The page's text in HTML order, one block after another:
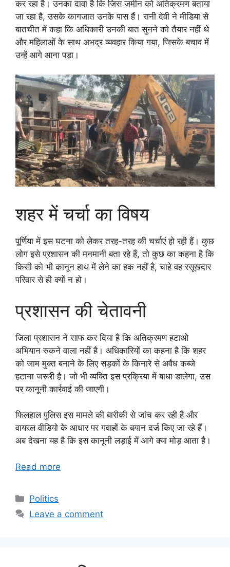
कर रहा है। उनका दावा है कि जिस जमीन को अतिक्रमण बताया
जा रहा है, उसके कागजात उनके पास हैं। रानी देवी ने मीडिया से
बातचीत में कहा कि अधिकारी उनकी बात सुनने को तैयार नहीं थे
और महिलाओं के साथ अभद्र व्यवहार किया गया, जिसके बचाव में
उन्हें आगे आना पड़ा।
शहर में चर्चा का विषय
पूर्णिया में इस घटना को लेकर तरह-तरह की चर्चाएं हो रही हैं। कुछ
लोग इसे प्रशासन की मनमानी बता रहे हैं, तो कुछ का कहना है कि
किसी को भी कानून हाथ में लेने का हक नहीं है, चाहे वह रसूखदार
परिवार से ही क्यों न हो।
प्रशासन की चेतावनी
जिला प्रशासन ने साफ कर दिया है कि अतिक्रमण हटाओ
अभियान रुकने वाला नहीं है। अधिकारियों का कहना है कि शहर
को जाम मुक्त बनाने के लिए सड़कों के किनारे से अवैध कब्जे
हटाना जरूरी है। जो भी व्यक्ति इस प्रक्रिया में बाधा डालेगा, उस
पर कानूनी कार्रवाई की जाएगी।
फिलहाल पुलिस इस मामले की बारीकी से जांच कर रही है और
वायरल वीडियो के आधार पर गवाहों के बयान दर्ज किए जा रहे हैं।
अब देखना यह है कि इस कानूनी लड़ाई में आगे क्या मोड़ आता है।
Read more
Categories
Politics
Leave a comment